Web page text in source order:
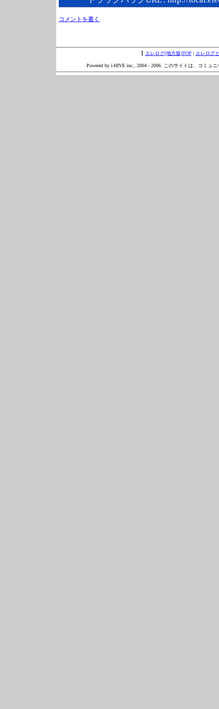
コメントを書く
【 エレログ(地方版)TOP | エレログ
Powered by i-HIVE inc., 2004 - 2006. このサイトは、コミュ